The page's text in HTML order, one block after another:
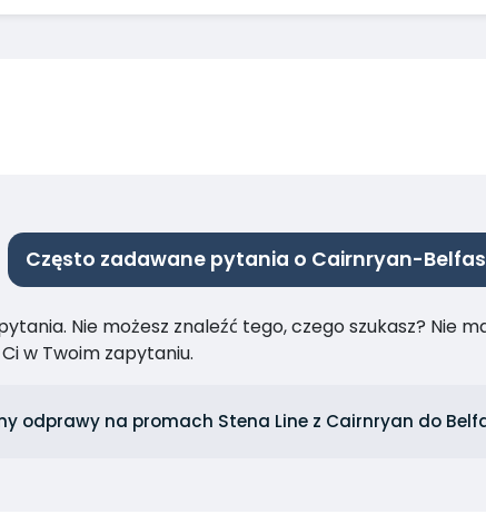
Często zadawane pytania o Cairnryan-
Nie możesz znaleźć tego, czego szukasz? Nie
w Twoim zapytaniu.
odprawy na promach Stena Line z Cairnryan do